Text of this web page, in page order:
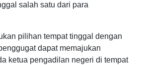
salah satu dari para
pilihan tempat tinggal dengan
dapat memajukan
ketua pengadilan negeri di tempat